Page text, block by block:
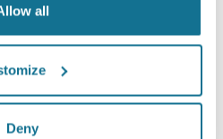
all
Deny
zeiden tevreden of zeer